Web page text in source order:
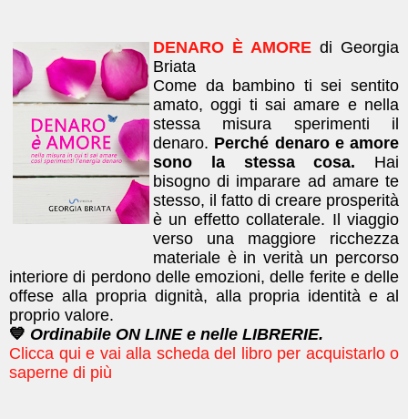
DENARO È AMORE di Georgia
Briata
Come da bambino ti sei sentito
amato, oggi ti sai amare e nella
stessa misura sperimenti il
denaro. Perché denaro e amore
sono la stessa cosa. Hai
bisogno di imparare ad amare te
stesso, il fatto di creare prosperità
è un effetto collaterale. Il viaggio
verso una maggiore ricchezza
materiale è in verità un percorso
interiore di perdono delle emozioni, delle ferite e delle
offese alla propria dignità, alla propria identità e al
proprio valore.
💙 Ordinabile ON LINE e nelle LIBRERIE.
Clicca qui e vai alla scheda del libro per acquistarlo o
saperne di più